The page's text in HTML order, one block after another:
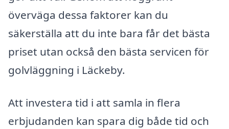
överväga dessa faktorer kan du
säkerställa att du inte bara får det bästa
priset utan också den bästa servicen för
golvläggning i Läckeby.
Att investera tid i att samla in flera
erbjudanden kan spara dig både tid och